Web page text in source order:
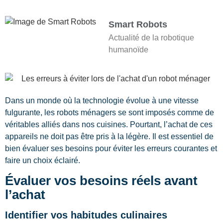
Smart Robots
Actualité de la robotique
humanoïde
Dans un monde où la technologie évolue à une vitesse
fulgurante, les robots ménagers se sont imposés comme de
véritables alliés dans nos cuisines. Pourtant, l’achat de ces
appareils ne doit pas être pris à la légère. Il est essentiel de
bien évaluer ses besoins pour éviter les erreurs courantes et
faire un choix éclairé.
Évaluer vos besoins réels avant
l’achat
Identifier vos habitudes culinaires